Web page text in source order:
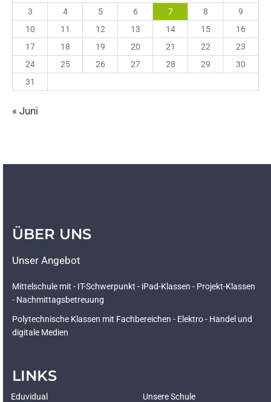
3
4 5 6 7 8
9
10
11 12 13 14 15
16
17
18 19 20 21 22
23
24
25 26 27 28 29
30
31
« Juni
ÜBER UNS
Unser Angebot
Mittelschule mit - IT-Schwerpunkt - iPad-Klassen - Projekt-Klassen
- Nachmittagsbetreuung
Polytechnische Klassen mit Fachbereichen - Elektro - Handel und
digitale Medien
LINKS
Eduvidual
Unsere Schule